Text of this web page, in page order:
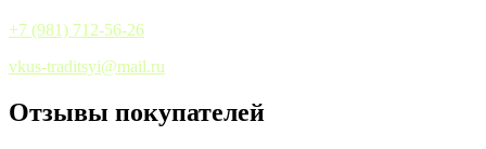
+7 (981) 712-56-26
vkus-traditsyi@mail.ru
Отзывы покупателей